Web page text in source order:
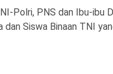
Polri, PNS dan Ibu-ibu
dan Siswa Binaan TNI